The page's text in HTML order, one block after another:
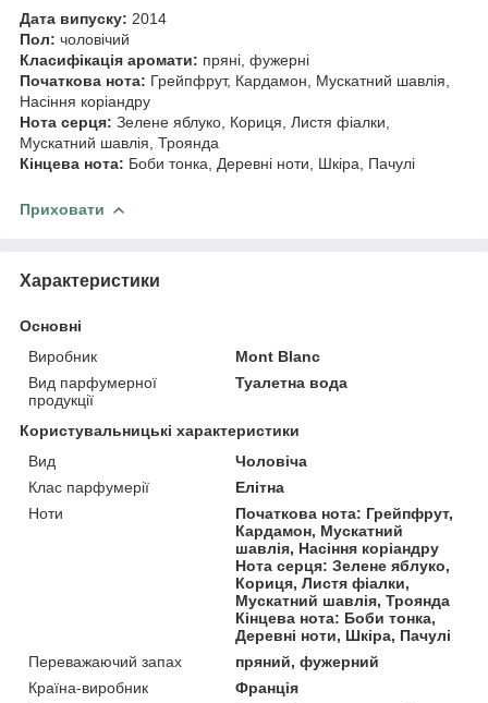
Дата випуску: 2014
Пол: чоловічий
Класифікація аромати: пряні, фужерні
Початкова нота: Грейпфрут, Кардамон, Мускатний шавлія,
Насіння коріандру
Нота серця: Зелене яблуко, Кориця, Листя фіалки,
Мускатний шавлія, Троянда
Кінцева нота: Боби тонка, Деревні ноти, Шкіра, Пачулі
Приховати
Характеристики
Основні
Виробник
Mont Blanc
Вид парфумерної
продукції
Туалетна вода
Користувальницькі характеристики
Вид
Чоловіча
Клас парфумерії
Елітна
Ноти
Початкова нота: Грейпфрут,
Кардамон, Мускатний
шавлія, Насіння коріандру
Нота серця: Зелене яблуко,
Кориця, Листя фіалки,
Мускатний шавлія, Троянда
Кінцева нота: Боби тонка,
Деревні ноти, Шкіра, Пачулі
Переважаючий запах
пряний, фужерний
Країна-виробник
Франція